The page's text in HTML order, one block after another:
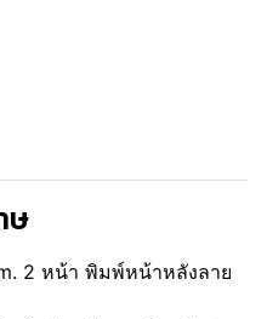
ษ
2 หน้า พิมพ์หน้าหลังลาย